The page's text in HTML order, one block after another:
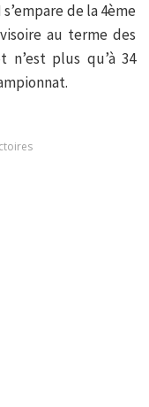
de la 4ème
au terme des
n’est plus qu’à 34